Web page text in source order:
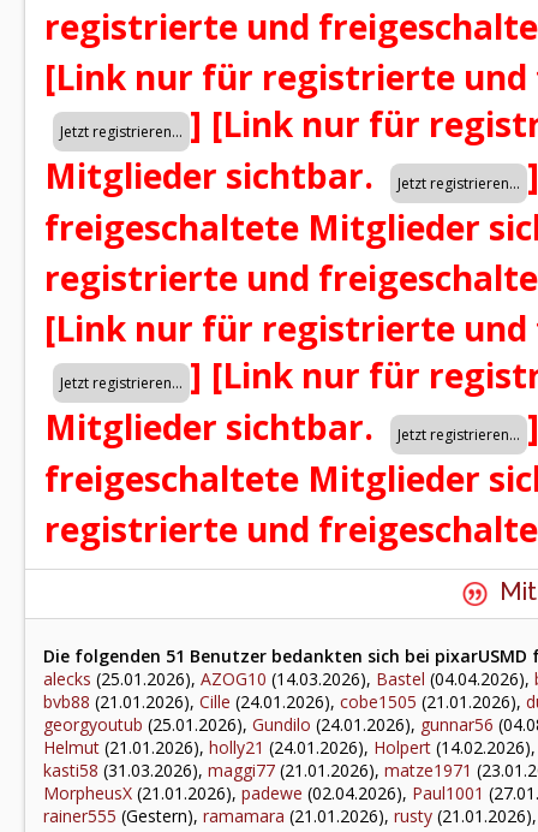
registrierte und
[Link nur für registrierte
] [Link nur für
Mitglieder sichtbar.
]
freigeschaltete Mitglieder
registrierte und
[Link nur für registrierte
] [Link nur für
Mitglieder sichtbar.
]
freigeschaltete Mitglieder
registrierte und
Die folgenden 51 Benutzer bedankten sich bei pixarUSMD
alecks (25.01.2026), AZOG10 (14.03.2026), Bastel (04.04.2026),
bvb88 (21.01.2026), Cille (24.01.2026), cobe1505 (21.01.2026),
georgyoutub (25.01.2026), Gundilo (24.01.2026), gunnar56
Helmut (21.01.2026), holly21 (24.01.2026), Holpert
kasti58 (31.03.2026), maggi77 (21.01.2026), matze1971
MorpheusX (21.01.2026), padewe (02.04.2026), Paul1001
rainer555 (Gestern), ramamara (21.01.2026), rusty